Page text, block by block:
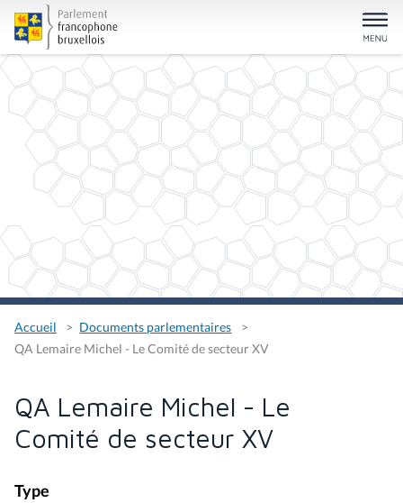
Accueil
Documents parlementaires
QA Lemaire Michel - Le Comité de secteur XV
QA Lemaire Michel - Le
Comité de secteur XV
Type